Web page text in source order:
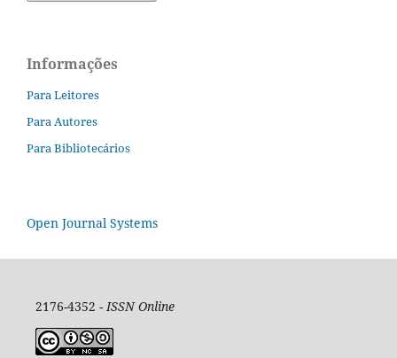
Informações
Para Leitores
Para Autores
Para Bibliotecários
Open Journal Systems
2176-4352 - ISSN Online